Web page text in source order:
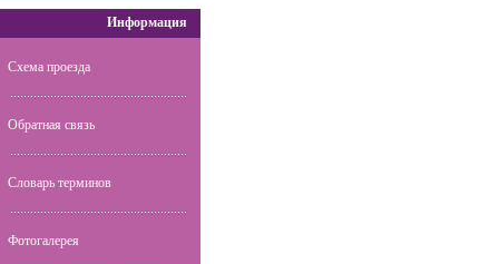
Информация
Схема проезда
Обратная связь
Словарь терминов
Фотогалерея